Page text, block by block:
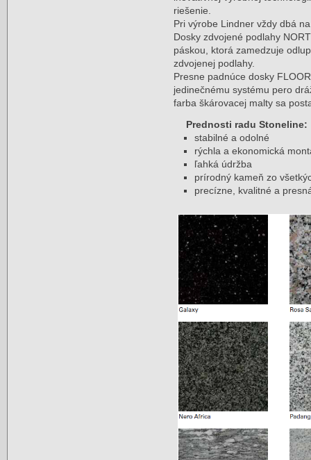
riešenie.
Pri výrobe Lindner vždy dbá
Dosky zdvojené podlahy
páskou, ktorá zamedzuje
zdvojenej podlahy.
Presne padnúce dosky
jedinečnému systému pero
farba škárovacej malty sa
Prednosti radu Stoneline:
stabilné a odolné
rýchla a ekonomická
ľahká údržba
prírodný kameň zo
precízne, kvalitné a